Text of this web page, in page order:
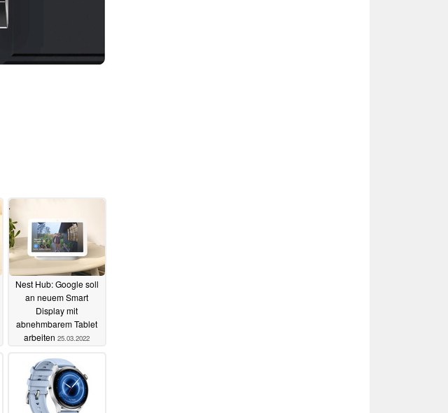
Nest Hub: Google soll
an neuem Smart
Display mit
abnehmbarem Tablet
arbeiten 25.03.2022